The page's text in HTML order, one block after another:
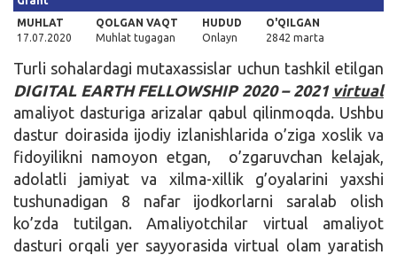
MUHLAT
17.07.2020
QOLGAN VAQT
Muhlat tugagan
HUDUD
Onlayn
O'QILGAN
2842 marta
Turli sohalardagi mutaxassislar uchun tashkil etilgan
DIGITAL EARTH FELLOWSHIP 2020 – 2021 virtual
amaliyot dasturiga arizalar qabul qilinmoqda. Ushbu
dastur doirasida ijodiy izlanishlarida o’ziga xoslik va
fidoyilikni namoyon etgan, o’zgaruvchan kelajak,
adolatli jamiyat va xilma-xillik g’oyalarini yaxshi
tushunadigan 8 nafar ijodkorlarni saralab olish
ko’zda tutilgan. Amaliyotchilar virtual amaliyot
dasturi orqali yer sayyorasida virtual olam yaratish